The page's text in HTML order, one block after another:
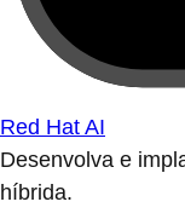
Red Hat AI
Desenvolva e
híbrida.